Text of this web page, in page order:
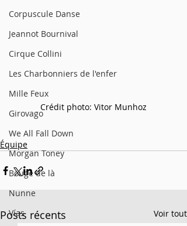
Corpuscule Danse
Jeannot Bournival
Cirque Collini
Les Charbonniers de l'enfer
Mille Feux
Girovago
We All Fall Down
Morgan Toney
Bouge de là
Nunne
Vías
Crédit photo: Vitor Munhoz
Équipe
Posts récents Voir tout